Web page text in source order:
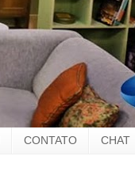
CONTATO CHAT